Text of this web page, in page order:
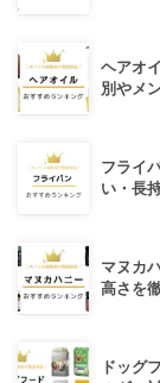
ヘアオ
別やメ
フライ
い・長
マヌカ
高さを
ドッグ